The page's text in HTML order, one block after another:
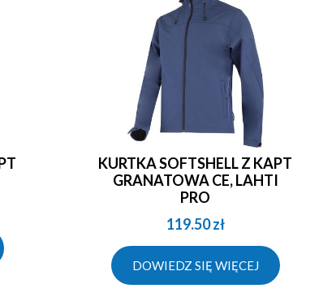
KURTKA SOFTSHELL Z KAPT
GRANATOWA CE, LAHTI
PRO
119.50zł
DOWIEDZ SIĘ WIĘCEJ